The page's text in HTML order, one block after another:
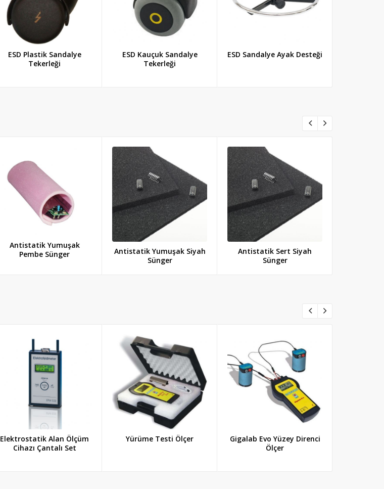
ESD Plastik Sandalye
Tekerleği
ESD Kauçuk Sandalye
Tekerleği
ESD Sandalye Ayak Desteği
Antistatik Yumuşak
Pembe Sünger
Antistatik Yumuşak Siyah
Sünger
Antistatik Sert Siyah
Sünger
Elektrostatik Alan Ölçüm
Cihazı Çantalı Set
Yürüme Testi Ölçer
Gigalab Evo Yüzey Direnci
Ölçer